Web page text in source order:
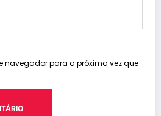
navegador para a próxima vez que